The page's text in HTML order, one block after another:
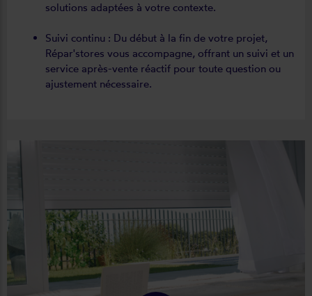
solutions adaptées à votre contexte.
Suivi continu : Du début à la fin de votre projet,
Répar'stores vous accompagne, offrant un suivi et un
service après-vente réactif pour toute question ou
ajustement nécessaire.